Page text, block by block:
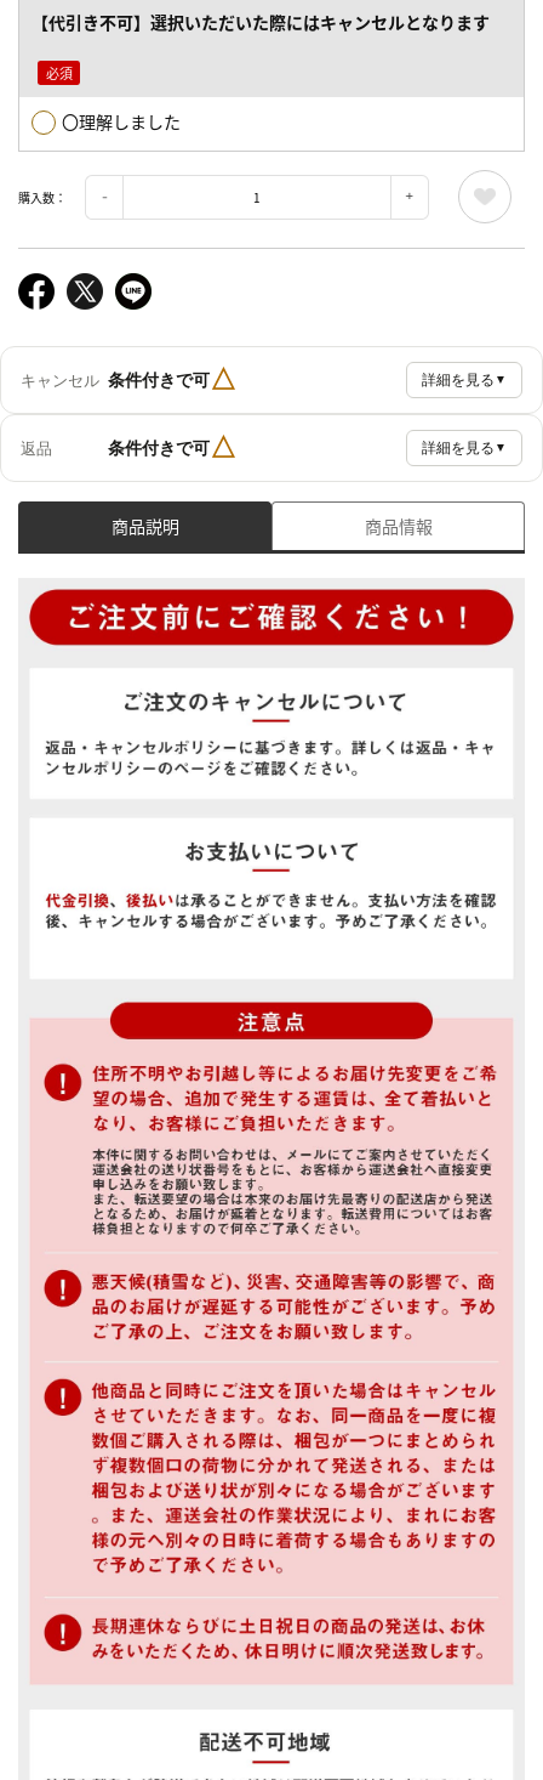
【代引き不可】選択いただいた際にはキャンセルとなります
〇理解しました
購入数：
キャンセル 条件付きで可△ 詳細を見る ▼
返品 条件付きで可△ 詳細を見る ▼
商品説明 商品情報